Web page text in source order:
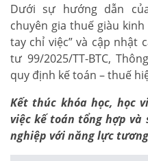
Dưới sự hướng dẫn
chuyên gia thuế giàu
tay chỉ việc” và cập nhật
tư 99/2025/TT-BTC,
quy định kế toán – thuế
Kết thúc khóa học, học
việc kế toán tổng hợp và
nghiệp với năng lực